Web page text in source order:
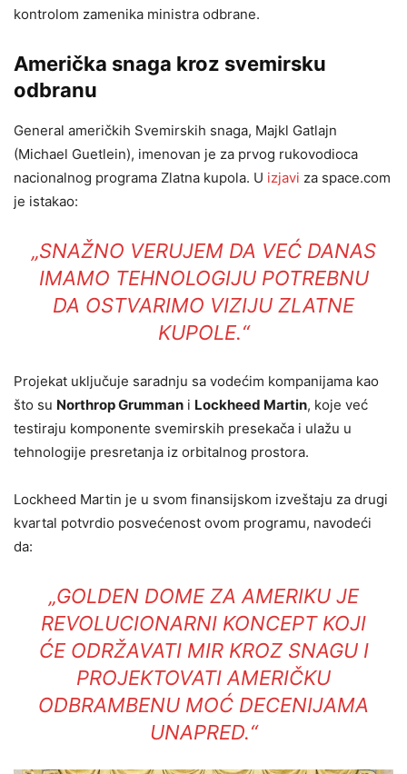
kontrolom zamenika ministra odbrane.
Američka snaga kroz svemirsku
odbranu
General američkih Svemirskih snaga, Majkl Gatlajn
(Michael Guetlein), imenovan je za prvog rukovodioca
nacionalnog programa Zlatna kupola. U izjavi za space.com
je istakao:
„SNAŽNO VERUJEM DA VEĆ DANAS
IMAMO TEHNOLOGIJU POTREBNU
DA OSTVARIMO VIZIJU ZLATNE
KUPOLE.“
Projekat uključuje saradnju sa vodećim kompanijama kao
što su Northrop Grumman i Lockheed Martin, koje već
testiraju komponente svemirskih presekača i ulažu u
tehnologije presretanja iz orbitalnog prostora.
Lockheed Martin je u svom finansijskom izveštaju za drugi
kvartal potvrdio posvećenost ovom programu, navodeći
da:
„GOLDEN DOME ZA AMERIKU JE
REVOLUCIONARNI KONCEPT KOJI
ĆE ODRŽAVATI MIR KROZ SNAGU I
PROJEKTOVATI AMERIČKU
ODBRAMBENU MOĆ DECENIJAMA
UNAPRED.“